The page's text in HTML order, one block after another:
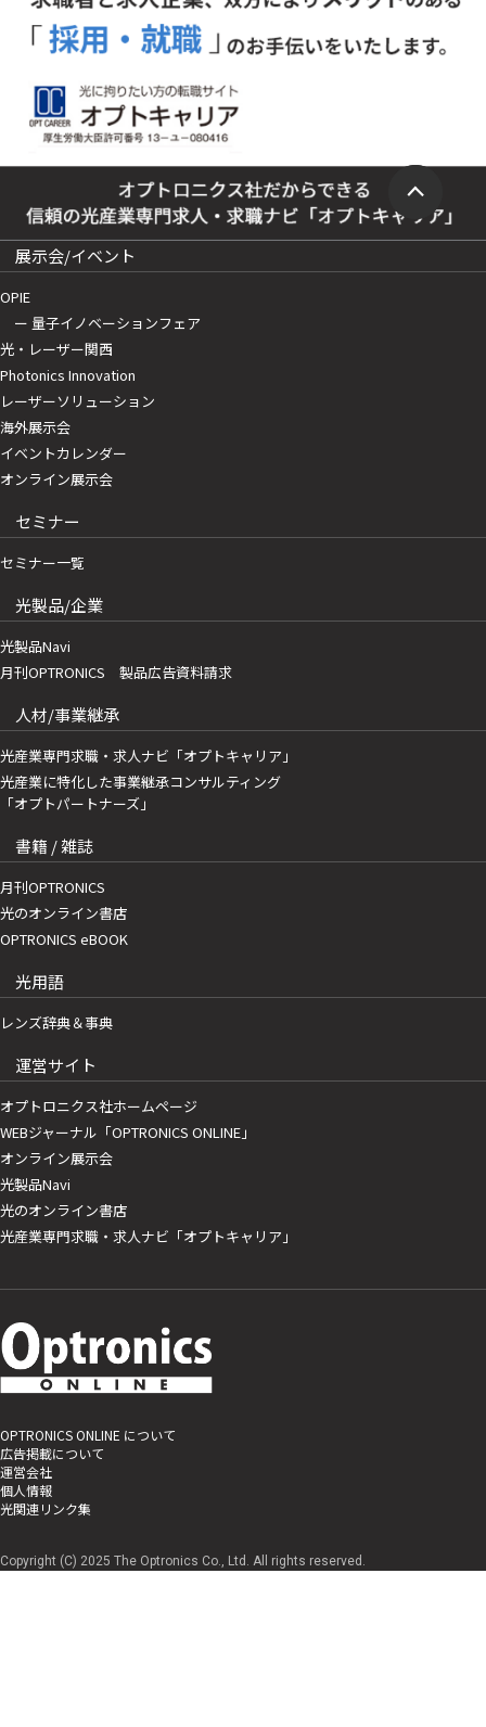
展示会/イベント
OPIE
ー 量子イノベーションフェア
光・レーザー関西
Photonics Innovation
レーザーソリューション
海外展示会
イベントカレンダー
オンライン展示会
セミナー
セミナー一覧
光製品/企業
光製品Navi
月刊OPTRONICS 製品広告資料請求
人材/事業継承
光産業専門求職・求人ナビ「オプトキャリア」
光産業に特化した事業継承コンサルティング
「オプトパートナーズ」
書籍 / 雑誌
月刊OPTRONICS
光のオンライン書店
OPTRONICS eBOOK
光用語
レンズ辞典＆事典
運営サイト
オプトロニクス社ホームページ
WEBジャーナル「OPTRONICS ONLINE」
オンライン展示会
光製品Navi
光のオンライン書店
光産業専門求職・求人ナビ「オプトキャリア」
OPTRONICS ONLINE について
広告掲載について
運営会社
個人情報
光関連リンク集
Copyright (C) 2025 The Optronics Co., Ltd. All rights reserved.